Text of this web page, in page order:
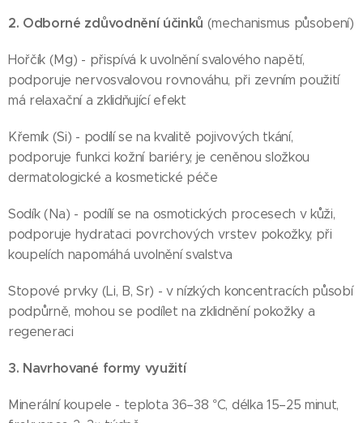
2. Odborné zdůvodnění účinků (mechanismus působení)
Hořčík (Mg) - přispívá k uvolnění svalového napětí,
podporuje nervosvalovou rovnováhu, při zevním použití
má relaxační a zklidňující efekt
Křemík (Si) - podílí se na kvalitě pojivových tkání,
podporuje funkci kožní bariéry, je ceněnou složkou
dermatologické a kosmetické péče
Sodík (Na) - podílí se na osmotických procesech v kůži,
podporuje hydrataci povrchových vrstev pokožky, při
koupelích napomáhá uvolnění svalstva
Stopové prvky (Li, B, Sr) - v nízkých koncentracích působí
podpůrně, mohou se podílet na zklidnění pokožky a
regeneraci
3. Navrhované formy využití
Minerální koupele - teplota 36–38 °C, délka 15–25 minut,